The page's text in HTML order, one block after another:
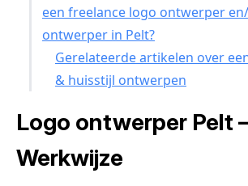
een freelance logo ontwerper
ontwerper in Pelt?
Gerelateerde artikelen over
& huisstijl ontwerpen
Logo ontwerper Pelt
Werkwijze